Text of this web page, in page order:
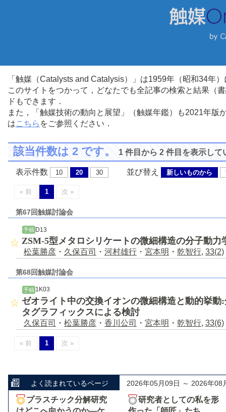
「触媒（Catalysts and Catalysis）」は1959年（昭和34年
このサイトをつかって，どなたでも全記事の検索と結果（
ドもできます．
また，「触媒技術の動向と展望」（触媒年鑑）も2021年
はこちら をご参照ください．
該当件数は 2 です。1 件目から 2 件目を表示して
表示件数 10 20 30 並び替え 新しいものから
« 前 1 次 »
第67回触媒討論会
予稿 D13
ZSM-5型メタロシリケートの微細構造の分子動力
松葉勝彦 ・ 久保百司 ・ 河村雄行 ・ 宮本明 ・ 乾智行, 33(2)
第68回触媒討論会
予稿 1K03
ゼオライト中の交換イオンの微細構造と動的挙
タグラフィックスによる検討
久保百司 ・ 松葉勝彦 ・ 香川公司 ・ 宮本明 ・ 乾智行, 33(6)
« 前 1 次 »
よく読まれているページ 2026年05月09日 ～ 2026年08
プラスチック分解研究
研究者としての私を形